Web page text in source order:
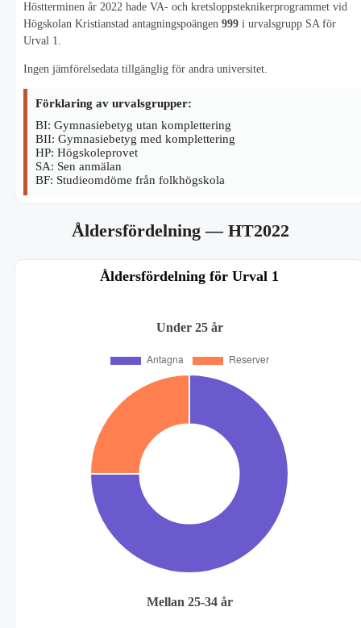
Höstterminen år 2022 hade VA- och kretsloppsteknikerprogrammet vid
Högskolan Kristianstad antagningspoängen 999 i urvalsgrupp SA för
Urval 1.
Ingen jämförelsedata tillgänglig för andra universitet.
Förklaring av urvalsgrupper:
BI: Gymnasiebetyg utan komplettering
BII: Gymnasiebetyg med komplettering
HP: Högskoleprovet
SA: Sen anmälan
BF: Studieomdöme från folkhögskola
Åldersfördelning— HT2022
Åldersfördelning för Urval 1
Under 25 år
Mellan 25-34 år